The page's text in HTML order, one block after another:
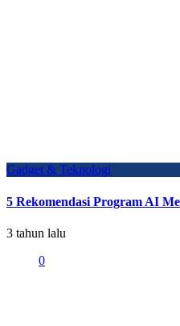
Gadget & Teknologi
5 Rekomendasi Program AI
3 tahun lalu
0